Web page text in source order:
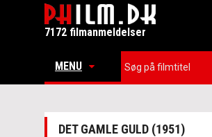
7172 filmanmeldelser
MENU
DET GAMLE GULD (1951)